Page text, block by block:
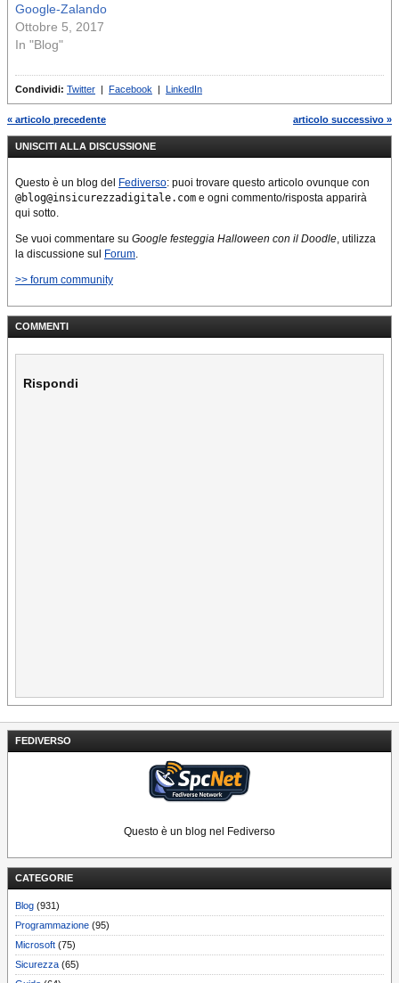
FEDIVERSO
Questo è un blog nel Fediverso
CATEGORIE
Blog (931)
Programmazione (95)
Microsoft (75)
Sicurezza (65)
Google-Zalando
Ottobre 5, 2017
In "Blog"
Condividi: Twitter Facebook LinkedIn
« articolo precedente articolo successivo »
UNISCITI ALLA DISCUSSIONE
Questo è un blog del Fediverso: puoi trovare questo articolo ovunque con
@blog@insicurezzadigitale.com e ogni commento/risposta apparirà
qui sotto.
Se vuoi commentare su Google festeggia Halloween con il Doodle, utilizza
la discussione sul
Forum.
>> forum community
COMMENTI
Rispondi